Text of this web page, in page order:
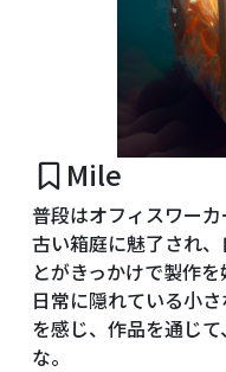
Mile
普段はオフィスワー
古い箱庭に魅了され
とがきっかけで製作
日常に隠れている小
を感じ、作品を通じ
な。